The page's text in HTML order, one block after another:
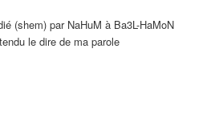
(shem) par NaHuM à Ba3L-HaMoN
le dire de ma parole